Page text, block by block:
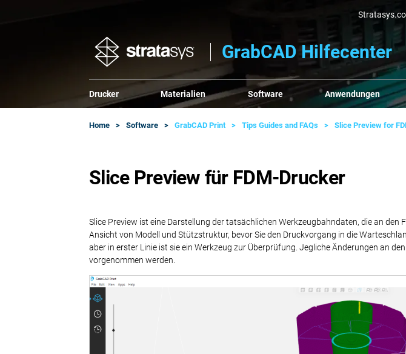
GrabCAD Hilfecenter
Drucker Materialien Software Anwendungen
Home Software GrabCAD Print Tips Guides and FAQs Slice Preview for
Slice Preview für FDM-Drucker
Slice Preview ist eine Darstellung der tatsächlichen Werkzeugbahndaten, die an
Ansicht von Modell und Stützstruktur, bevor Sie den Druckvorgang in die
aber in erster Linie ist sie ein Werkzeug zur Überprüfung. Jegliche Änderungen an
vorgenommen werden.